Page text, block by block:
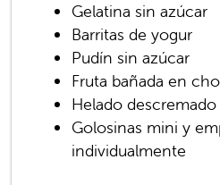
Gelatina sin azúcar
Barritas de yogur
Pudín sin azúcar
Fruta bañada en
Helado descremado
Golosinas mini y
individualmente